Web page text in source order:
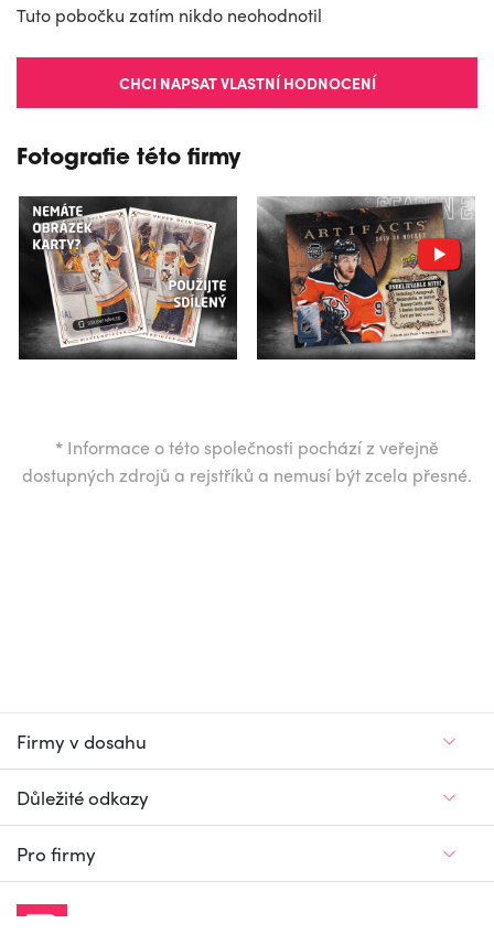
Tuto pobočku zatím nikdo neohodnotil
CHCI NAPSAT VLASTNÍ HODNOCENÍ
Fotografie této firmy
* Informace o této společnosti pochází z veřejně
dostupných zdrojů a rejstříků a nemusí být zcela přesné.
Firmy v dosahu
Důležité odkazy
Pro firmy